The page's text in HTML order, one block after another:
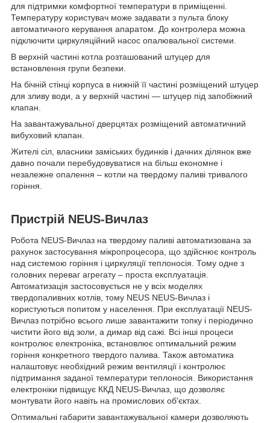
для підтримки комфортної температури в приміщенні.
Температуру користувач може задавати з пульта блоку
автоматичного керування апаратом. До контролера можна
підключити циркуляційний насос опалювальної системи.
В верхній частині котла розташований штуцер для
встановлення групи безпеки.
На бічній стінці корпуса в нижній її частині розміщений штуцер
для зливу води, а у верхній частині — штуцер під запобіжний
клапан.
На завантажувальної дверцятах розміщений автоматичний
вибуховий клапан.
Жителі сіл, власники заміських будинків і дачних ділянок вже
давно почали перебудовуватися на більш економне і
незалежне опалення – котли на твердому паливі тривалого
горіння.
Пристрій NEUS-Вичлаз
Робота NEUS-Вичлаз на твердому паливі автоматизована за
рахунок застосування мікропроцесора, що здійснює контроль
над системою горіння і циркуляції теплоносія. Тому одне з
головних переваг агрегату – проста експлуатація.
Автоматизація застосовується не у всіх моделях
твердопаливних котлів, тому NEUS NEUS-Вичлаз і
користуються попитом у населення. При експлуатації NEUS-
Вичлаз потрібно всього лише завантажити топку і періодично
чистити його від золи, а димар від сажі. Всі інші процеси
контролює електроніка, встановлює оптимальний режим
горіння конкретного твердого палива. Також автоматика
налаштовує необхідний режим вентиляції і контролює
підтримання заданої температури теплоносія. Використання
електроніки підвищує ККД NEUS-Вичлаз, що дозволяє
монтувати його навіть на промислових об'єктах.
Оптимальні габарити завантажувальної камери дозволяють